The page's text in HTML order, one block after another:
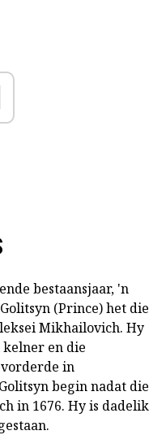
bestaansjaar, 'n
(Prince) het die
Mikhailovich. Hy
kelner en die
in
begin nadat die
in 1676. Hy is dadelik